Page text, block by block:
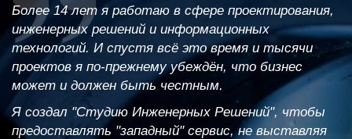
Более 14 лет я работаю в сфере проектирования,
инженерных решений и информационных
технологий. И спустя всё это время и тысячи
проектов я по-прежнему убеждён, что бизнес
может и должен быть честным.
Я создал "Студию Инженерных Решений", чтобы
предоставлять "западный" сервис, не выставляя